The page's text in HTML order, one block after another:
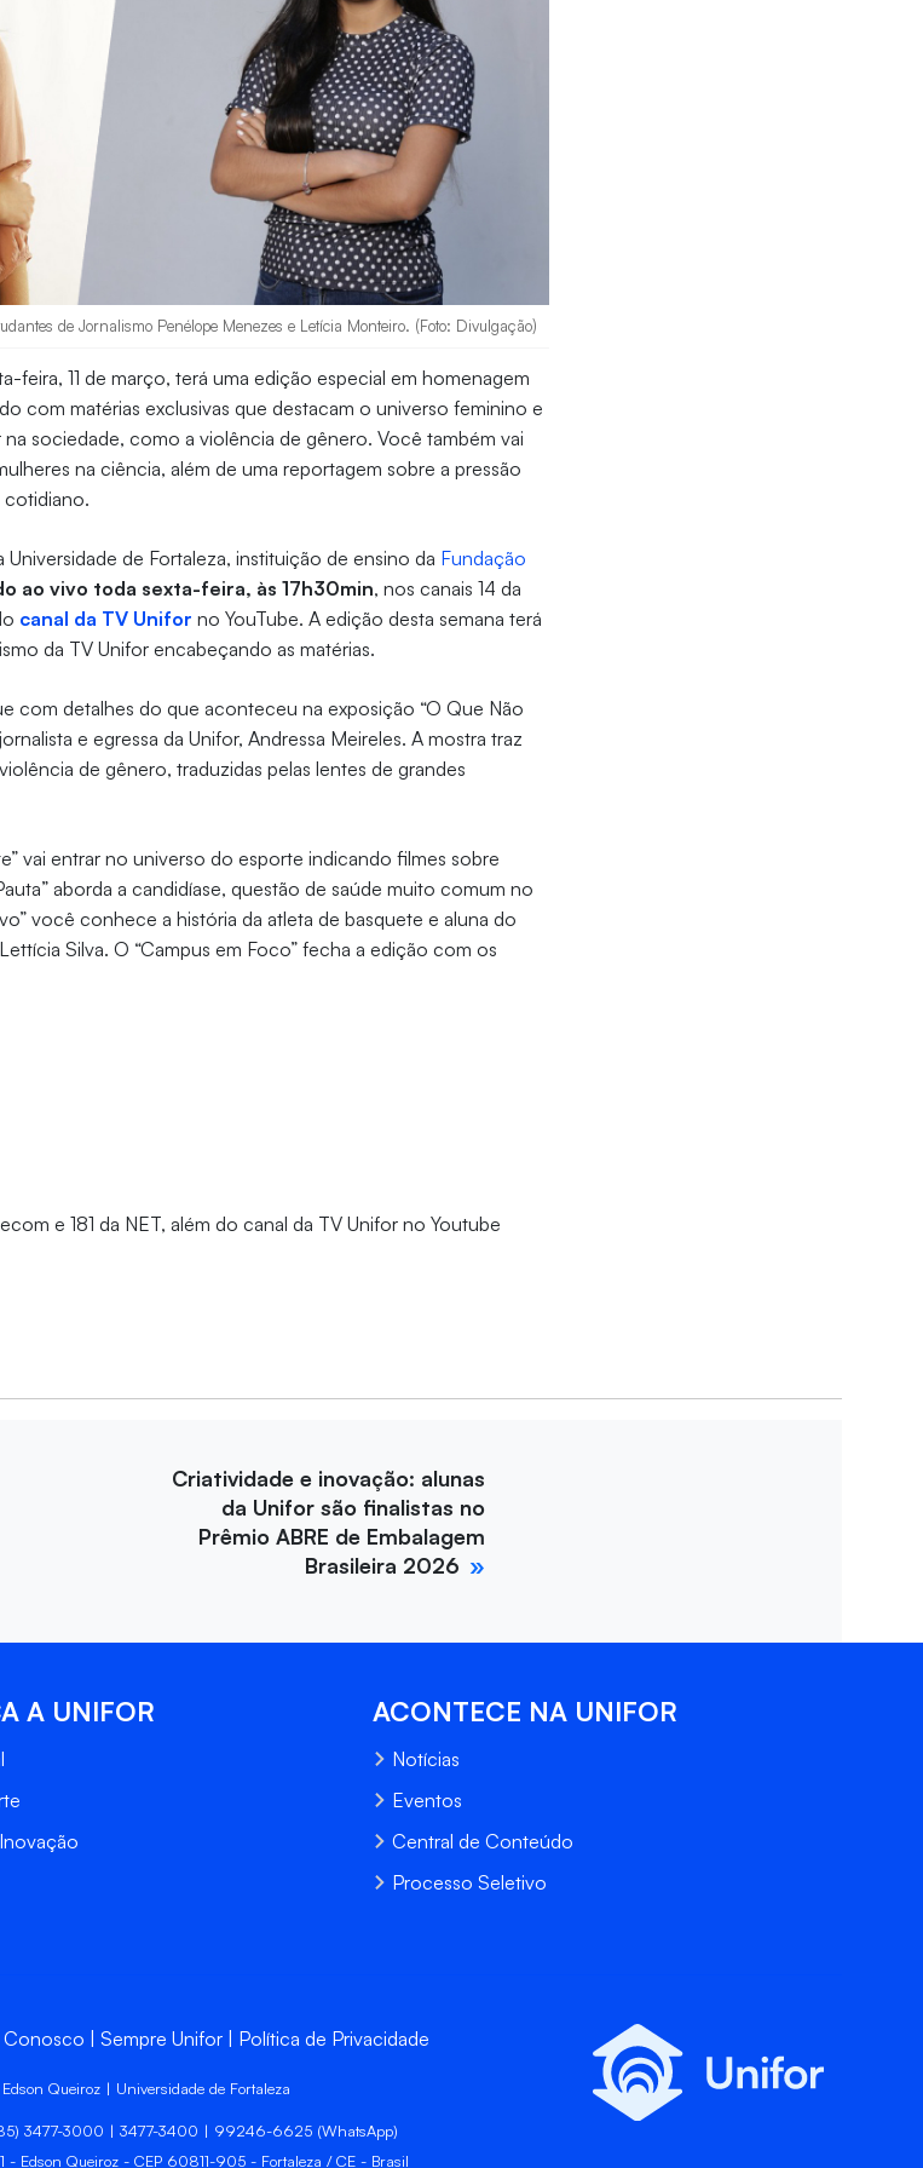
de Jornalismo Penélope Menezes e Letícia Monteiro. (Foto: Divulgação)
feira, 11 de março, terá uma edição especial em homenagem
com matérias exclusivas que destacam o universo feminino e
sociedade, como a violência de gênero. Você também vai
na ciência, além de uma reportagem sobre a pressão
cotidiano.
Universidade de Fortaleza, instituição de ensino da Fundação
ao vivo toda sexta-feira, às 17h30min, nos canais 14 da
canal da TV Unifor no YouTube. A edição desta semana terá
da TV Unifor encabeçando as matérias.
com detalhes do que aconteceu na exposição “O Que Não
e egressa da Unifor, Andressa Meireles. A mostra traz
de gênero, traduzidas pelas lentes de grandes
vai entrar no universo do esporte indicando filmes sobre
aborda a candidíase, questão de saúde muito comum no
você conhece a história da atleta de basquete e aluna do
Silva. O “Campus em Foco” fecha a edição com os
e 181 da NET, além do canal da TV Unifor no Youtube
Criatividade e inovação: alunas
da Unifor são finalistas no
Prêmio ABRE de Embalagem
Brasileira 2026
A UNIFOR ACONTECE NA UNIFOR
Notícias
Eventos
Central de Conteúdo
Processo Seletivo
Conosco Sempre Unifor Política de Privacidade
Queiroz | Universidade de Fortaleza
3477-3000 | 3477-3400 | 99246-6625 (WhatsApp)
- Edson Queiroz - CEP 60811-905 - Fortaleza / CE - Brasil